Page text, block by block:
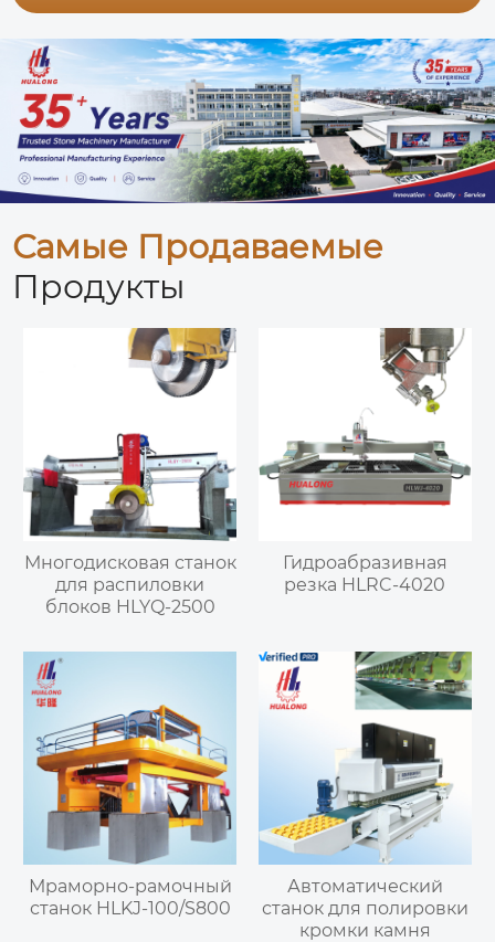
Самые Продаваемые
Продукты
Многодисковая станок
для распиловки
блоков HLYQ-2500
Гидроабразивная
резка HLRC-4020
Мраморно-рамочный
станок HLKJ-100/S800
Автоматический
станок для полировки
кромки камня